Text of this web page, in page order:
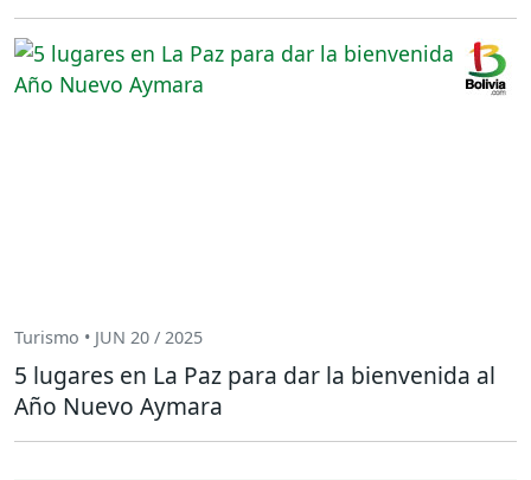
Turismo • JUN 20 / 2025
5 lugares en La Paz para dar la bienvenida al
Año Nuevo Aymara